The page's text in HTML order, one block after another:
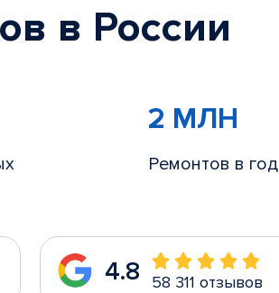
в России
2 МЛН
Ремонтов в год
4.8 58 311 отзывов